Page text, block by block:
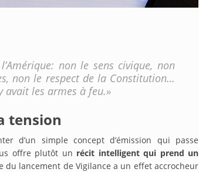
non le sens civique, non
non le respect de la Constitution…
les armes à feu.»
tension
d’un simple concept d’émission qui passe
offre plutôt un récit intelligent qui prend un
du lancement de Vigilance a un effet accrocheur